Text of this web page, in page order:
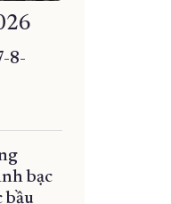
8-
bạc
bầu